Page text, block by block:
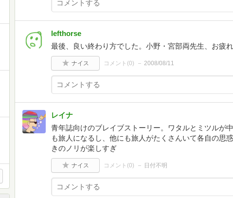
lefthorse
最後、良い終わり方でした。小野・宮部両先生、お疲れ
ナイス コメント(0) 2008/08/11
レイナ
青年誌向けのブレイブストーリー。ワタルとミツルが
も旅人になるし、他にも旅人がたくさんいて各自の思
きのノリが楽しすぎ
ナイス コメント(0) 日付不明